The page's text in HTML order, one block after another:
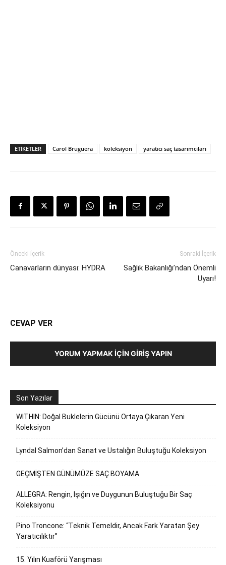
ETIKETLER Carol Bruguera koleksiyon yaratıcı saç tasarımcıları
Önceki İçerik
Canavarların dünyası: HYDRA
Sonraki İçerik
Sağlık Bakanlığı’ndan Önemli
Uyarı!
CEVAP VER
YORUM YAPMAK İÇIN GIRIŞ YAPIN
Son Yazılar
WITHIN: Doğal Buklelerin Gücünü Ortaya Çıkaran Yeni
Koleksiyon
Lyndal Salmon’dan Sanat ve Ustalığın Buluştuğu Koleksiyon
GEÇMİŞTEN GÜNÜMÜZE SAÇ BOYAMA
ALLEGRA: Rengin, Işığın ve Duygunun Buluştuğu Bir Saç
Koleksiyonu
Pino Troncone: “Teknik Temeldir, Ancak Fark Yaratan Şey
Yaratıcılıktır”
15. Yılın Kuaförü Yarışması